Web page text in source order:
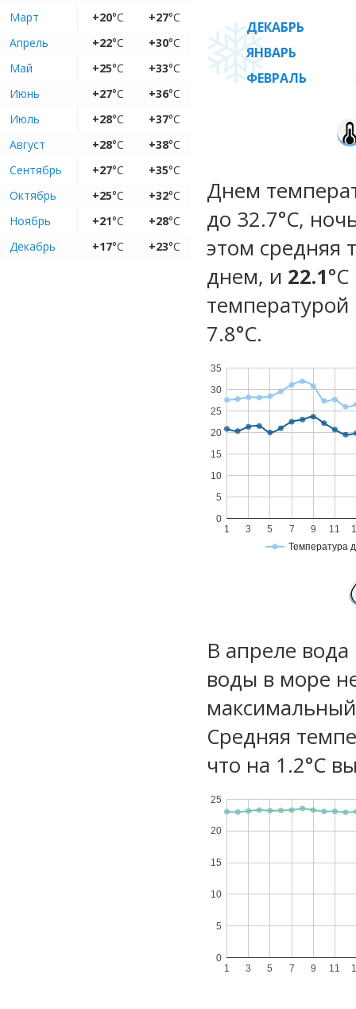
Март
+20°C +27°C
Апрель
+22°C +30°C
Май
+25°C +33°C
Июнь
+27°C +36°C
Июль
+28°C +37°C
Август
+28°C +38°C
Сентябрь
+27°C +35°C
Октябрь
+25°C +32°C
Ноябрь
+21°C +28°C
Декабрь
+17°C +23°C
ДЕКАБРЬ
ЯНВАРЬ
ФЕВРАЛЬ
Днем
до 32.7°C,
этом средняя
днем, и 22.1
температурой
7.8°С.
Температура
1 3 5 7 9 11
0
5
10
15
20
25
30
35
В апреле вода
воды в море
максимальный
Средняя
что на 1.2°C
1 3 5 7 9 11
0
5
10
15
20
25